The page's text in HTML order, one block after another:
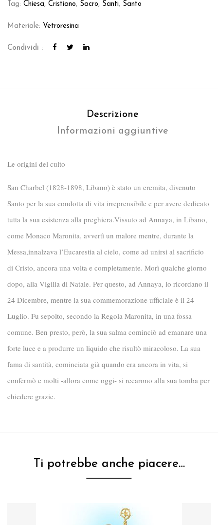
Tag: Chiesa, Cristiano, Sacro, Santi, Santo
Materiale: Vetroresina
Condividi :
Descrizione
Informazioni aggiuntive
Le origini del culto
San Charbel (1828-1898, Libano) è stato un eremita, divenuto
Santo per la sua condotta di vita irreprensibile e per avere dedicato
tutta la sua esistenza alla preghiera.Vissuto ad Annaya, in Libano,
come Monaco Maronita, avvertì un malore mentre, durante la
Messa,innalzava l’Eucarestia al cielo, come ad unirsi al sacrificio
di Cristo, ancora una volta e completamente. Morì qualche giorno
dopo, alla Vigilia di Natale. Per questo, ad Annaya, lo ricordano il
24 Dicembre, mentre la sua commemorazione ufficiale è il 24
Luglio. Fu sepolto, secondo la Regola Maronita, in una fossa
comune. Ben presto, però, la sua salma cominciò ad emanare una
forte luce e a produrre un liquido che risultò miracoloso. La sua
fama di santità, cominciata già quando era ancora in vita, si
confermò e molti -allora come oggi- si recarono alla sua tomba per
chiedere grazie.
Ti potrebbe anche piacere…